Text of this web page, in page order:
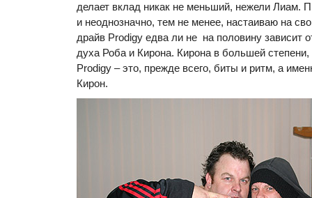
делает вклад никак не меньший, нежели Лиам.
и неоднозначно, тем не менее, настаиваю на
драйв Prodigy едва ли не на половину зависит
духа Роба и Кирона. Кирона в большей степени,
Prodigy – это, прежде всего, биты и ритм, а
Кирон.